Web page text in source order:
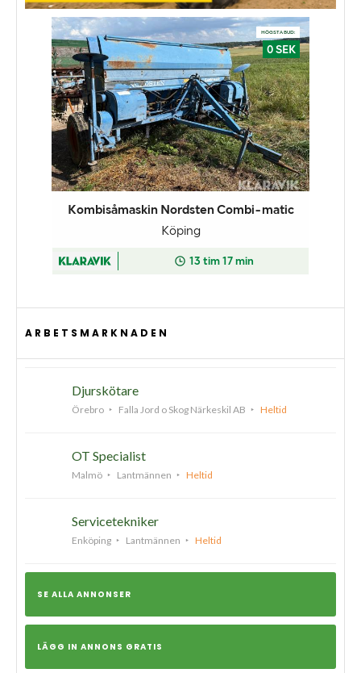
ARBETSMARKNADEN
Djurskötare
Örebro Falla Jord o Skog Närkeskil AB Heltid
OT Specialist
Malmö Lantmännen Heltid
Servicetekniker
Enköping Lantmännen Heltid
SE ALLA ANNONSER
LÄGG IN ANNONS GRATIS